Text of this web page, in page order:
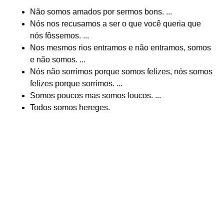
Não somos amados por sermos bons. ...
Nós nos recusamos a ser o que você queria que
nós fôssemos. ...
Nos mesmos rios entramos e não entramos, somos
e não somos. ...
Nós não sorrimos porque somos felizes, nós somos
felizes porque sorrimos. ...
Somos poucos mas somos loucos. ...
Todos somos hereges.